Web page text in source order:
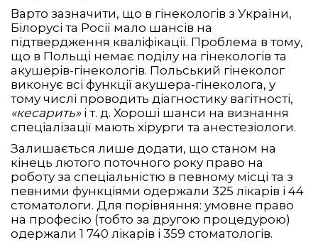
Варто зазначити, що в гінекологів з України,
Білорусі та Росії мало шансів на
підтвердження кваліфікації. Проблема в тому,
що в Польщі немає поділу на гінекологів та
акушерів-гінекологів. Польський гінеколог
виконує всі функції акушера-гінеколога, у
тому числі проводить діагностику вагітності,
«кесарить»і т. д. Хороші шанси на визнання
спеціалізації мають хірурги та анестезіологи.
Залишається лише додати, що станом на
кінець лютого поточного року право на
роботу за спеціальністю в певному місці та з
певними функціями одержали 325 лікарів і 44
стоматологи. Для порівняння: умовне право
на професію (тобто за другою процедурою)
одержали 1 740 лікарів і 359 стоматологів.